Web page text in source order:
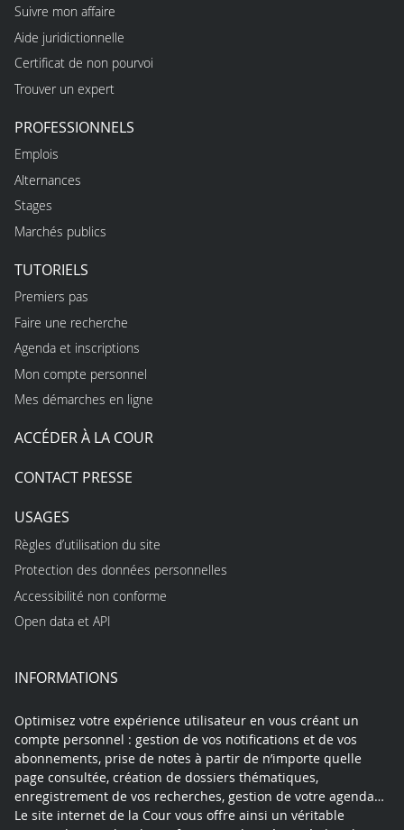
Suivre mon affaire
Aide juridictionnelle
Certificat de non pourvoi
Trouver un expert
PROFESSIONNELS
Emplois
Alternances
Stages
Marchés publics
TUTORIELS
Premiers pas
Faire une recherche
Agenda et inscriptions
Mon compte personnel
Mes démarches en ligne
ACCÉDER À LA COUR
CONTACT PRESSE
USAGES
Règles d’utilisation du site
Protection des données personnelles
Accessibilité non conforme
Open data et API
INFORMATIONS
Optimisez votre expérience utilisateur en vous créant un
compte personnel : gestion de vos notifications et de vos
abonnements, prise de notes à partir de n’importe quelle
page consultée, création de dossiers thématiques,
enregistrement de vos recherches, gestion de votre agenda…
Le site internet de la Cour vous offre ainsi un véritable